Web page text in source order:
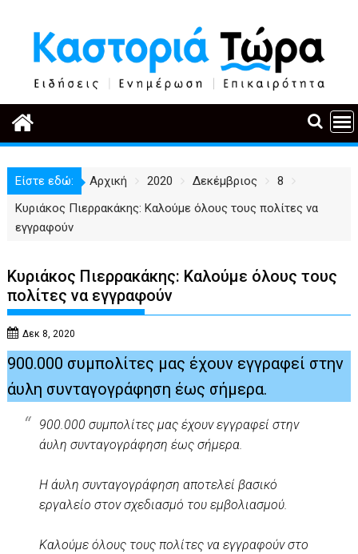
περιεχόμενο
Είστε εδώ: Αρχική 2020 Δεκέμβριος
8
Κυριάκος Πιερρακάκης: Καλούμε όλους τους πολίτες να
εγγραφούν
Κυριάκος Πιερρακάκης: Καλούμε όλους τους
πολίτες να εγγραφούν
Δεκ 8, 2020
900.000 συμπολίτες μας έχουν εγγραφεί στην
άυλη συνταγογράφηση έως σήμερα.
900.000 συμπολίτες μας έχουν εγγραφεί στην
άυλη συνταγογράφηση έως σήμερα.
Η άυλη συνταγογράφηση αποτελεί βασικό
εργαλείο στον σχεδιασμό του εμβολιασμού.
Καλούμε όλους τους πολίτες να εγγραφούν στο